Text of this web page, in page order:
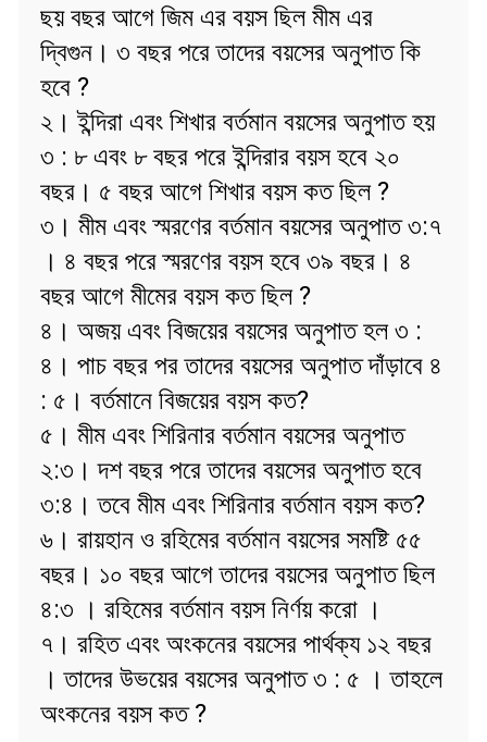
ছয় বছর আগে জিম এর বয়স ছিল মীম এর
দ্বিগুন। ৩ বছর পরে তাদের বয়সের অনুপাত কি
হবে ?
২। ইন্দিরা এবং শিখার বর্তমান বয়সের অনুপাত হয়
৩ : ৮ এবং ৮ বছর পরে ইন্দিরার বয়স হবে ২০
বছর। ৫ বছর আগে শিখার বয়স কত ছিল ?
৩। মীম এবং স্মরণের বর্তমান বয়সের অনুপাত ৩:৭
। ৪ বছর পরে স্মরণের বয়স হবে ৩৯ বছর। ৪
বছর আগে মীমের বয়স কত ছিল ?
৪। অজয় এবং বিজয়ের বয়সের অনুপাত হল ৩ :
৪। পাচ বছর পর তাদের বয়সের অনুপাত দাঁড়াবে ৪
: ৫। বর্তমানে বিজয়ের বয়স কত?
৫। মীম এবং শিরিনার বর্তমান বয়সের অনুপাত
২:৩। দশ বছর পরে তাদের বয়সের অনুপাত হবে
৩:৪। তবে মীম এবং শিরিনার বর্তমান বয়স কত?
৬। রায়হান ও রহিমের বর্তমান বয়সের সমষ্টি ৫৫
বছর। ১০ বছর আগে তাদের বয়সের অনুপাত ছিল
৪:৩ । রহিমের বর্তমান বয়স নির্ণয় করো ।
৭। রহিত এবং অংকনের বয়সের পার্থক্য ১২ বছর
। তাদের উভয়ের বয়সের অনুপাত ৩ : ৫ । তাহলে
অংকনের বয়স কত ?